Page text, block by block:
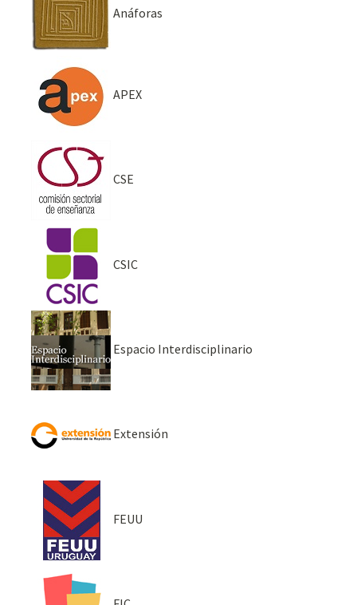
Anáforas
APEX
CSE
CSIC
Espacio Interdisciplinario
Extensión
FEUU